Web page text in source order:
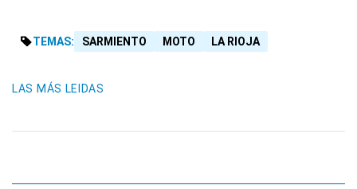
TEMAS: SARMIENTO MOTO LA RIOJA
LAS MÁS LEIDAS